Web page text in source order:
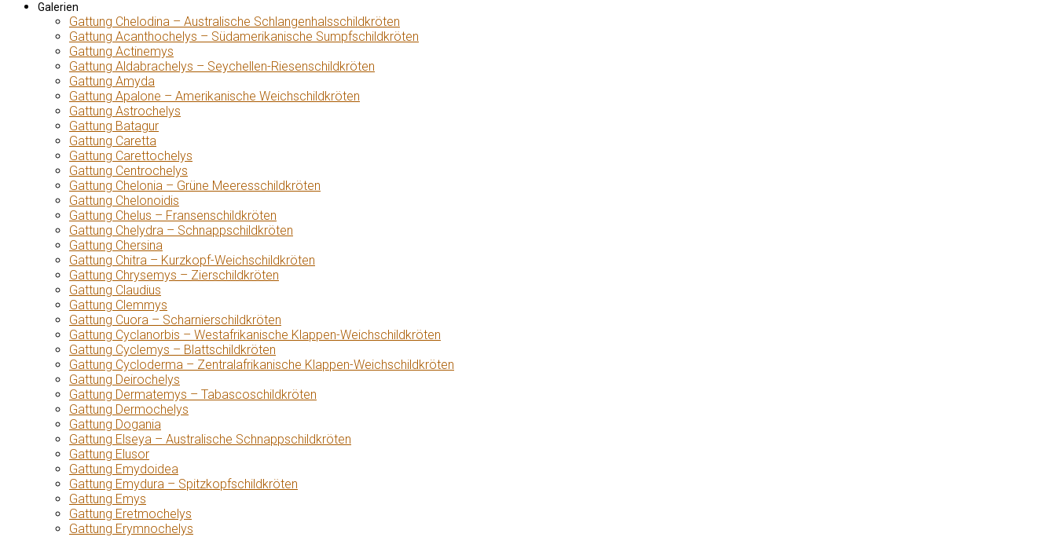
Galerien
Gattung Chelodina – Australische Schlangenhalsschildkröten
Gattung Acanthochelys – Südamerikanische Sumpfschildkröten
Gattung Actinemys
Gattung Aldabrachelys – Seychellen-Riesenschildkröten
Gattung Amyda
Gattung Apalone – Amerikanische Weichschildkröten
Gattung Astrochelys
Gattung Batagur
Gattung Caretta
Gattung Carettochelys
Gattung Centrochelys
Gattung Chelonia – Grüne Meeresschildkröten
Gattung Chelonoidis
Gattung Chelus – Fransenschildkröten
Gattung Chelydra – Schnappschildkröten
Gattung Chersina
Gattung Chitra – Kurzkopf-Weichschildkröten
Gattung Chrysemys – Zierschildkröten
Gattung Claudius
Gattung Clemmys
Gattung Cuora – Scharnierschildkröten
Gattung Cyclanorbis – Westafrikanische Klappen-Weichschildkröten
Gattung Cyclemys – Blattschildkröten
Gattung Cycloderma – Zentralafrikanische Klappen-Weichschildkröten
Gattung Deirochelys
Gattung Dermatemys – Tabascoschildkröten
Gattung Dermochelys
Gattung Dogania
Gattung Elseya – Australische Schnappschildkröten
Gattung Elusor
Gattung Emydoidea
Gattung Emydura – Spitzkopfschildkröten
Gattung Emys
Gattung Eretmochelys
Gattung Erymnochelys